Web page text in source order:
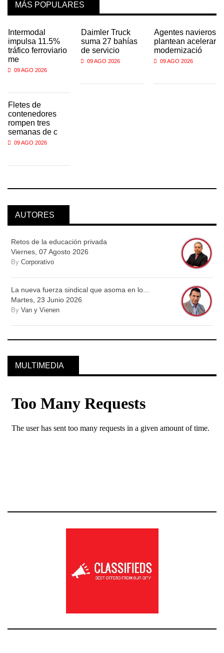
MÁS POPULARES
Intermodal
impulsa 11.5%
tráfico ferroviario
me
09 AGO 2026
Fletes de
contenedores
rompen tres
semanas de c
09 AGO 2026
Daimler Truck
suma 27 bahías
de servicio
09 AGO 2026
Agentes navieros
plantean acelerar
modernizació
09 AGO 2026
AUTORES
Retos de la educación privada
Viernes, 07 Agosto 2026
By Corporativo
La nueva fuerza sindical que asoma en lo...
Martes, 23 Junio 2026
By Van y Vienen
MULTIMEDIA